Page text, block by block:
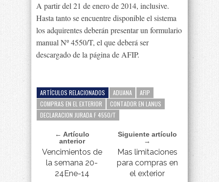
A partir del 21 de enero de 2014, inclusive.
Hasta tanto se encuentre disponible el sistema
los adquirentes deberán presentar un formulario
manual Nº 4550/T, el que deberá ser
descargado de la página de AFIP.
ARTÍCULOS RELACIONADOS ADUANA
AFIP
COMPRAS EN EL EXTERIOR
CONTADOR EN LANUS
DECLARACION JURADA F 4550/T
← Artículo
anterior
Vencimientos de
la semana 20-
24Ene-14
Siguiente artículo
→
Mas limitaciones
para compras en
el exterior